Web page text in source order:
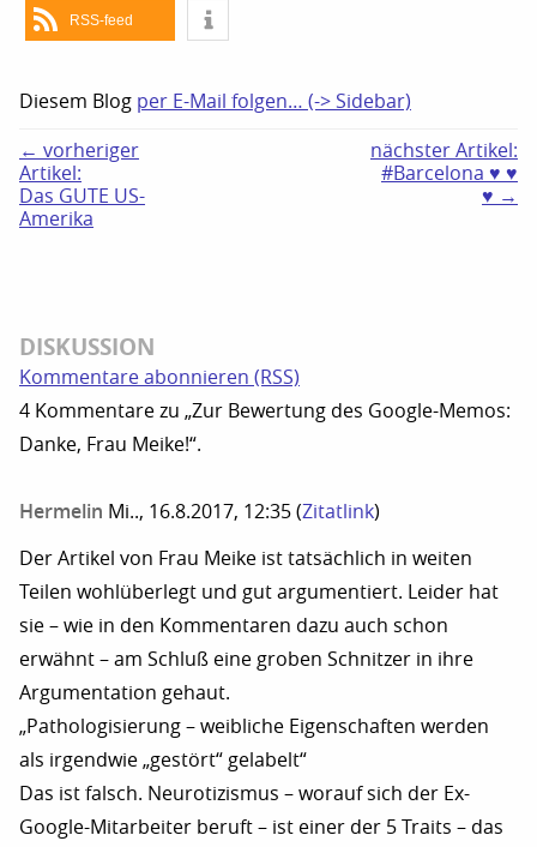
RSS-feed
Diesem Blog per E-Mail folgen… (-> Sidebar)
← vorheriger
Artikel:
Das GUTE US-
Amerika
nächster Artikel:
#Barcelona ♥ ♥
♥ →
DISKUSSION
Kommentare abonnieren (RSS)
4 Kommentare zu „Zur Bewertung des Google-Memos:
Danke, Frau Meike!“.
Hermelin Mi.., 16.8.2017, 12:35 (Zitatlink)
Der Artikel von Frau Meike ist tatsächlich in weiten
Teilen wohlüberlegt und gut argumentiert. Leider hat
sie – wie in den Kommentaren dazu auch schon
erwähnt – am Schluß eine groben Schnitzer in ihre
Argumentation gehaut.
„Pathologisierung – weibliche Eigenschaften werden
als irgendwie „gestört“ gelabelt“
Das ist falsch. Neurotizismus – worauf sich der Ex-
Google-Mitarbeiter beruft – ist einer der 5 Traits – das